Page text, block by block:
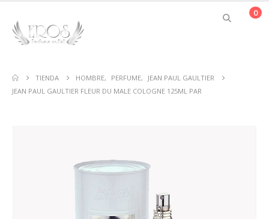
0
TIENDA HOMBRE, PERFUME,
JEAN PAUL GAULTIER
JEAN PAUL GAULTIER FLEUR DU MALE COLOGNE 125ML PAR